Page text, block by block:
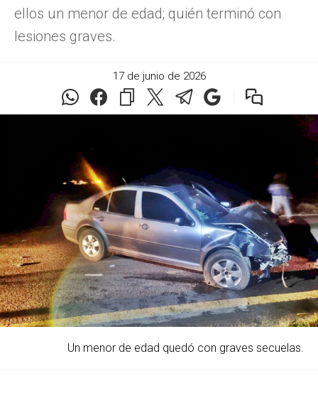
ellos un menor de edad; quién terminó con
lesiones graves.
17 de junio de 2026
Un menor de edad quedó con graves secuelas.